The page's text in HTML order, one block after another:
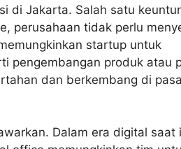
di Jakarta. Salah satu
perusahaan tidak perlu
startup untuk
pengembangan produk atau
dan berkembang di
Dalam era digital saat